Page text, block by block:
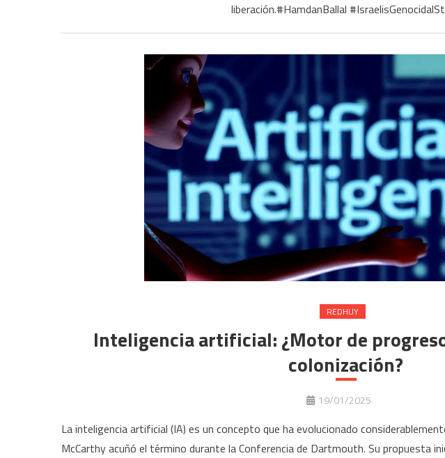
liberación.#HamdanBallal
REDHUY
Inteligencia artificial: ¿Motor de
colonización?
19/01/2025
La inteligencia artificial (IA) es un concepto que ha evolucionado
McCarthy acuñó el término durante la Conferencia de Dartmouth. Su propuesta